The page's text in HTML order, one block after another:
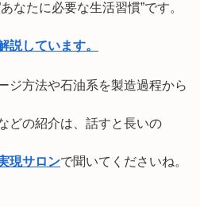
なたに必要な生活習慣”です。
説しています。
ジ方法や石油系を製造過程から
どの紹介は、話すと長いの
現サロンで聞いてくださいね。